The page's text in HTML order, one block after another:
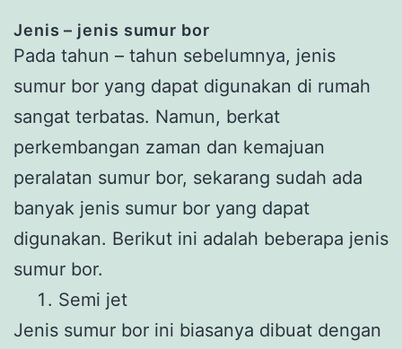
Jenis – jenis sumur bor
Pada tahun – tahun sebelumnya, jenis
sumur bor yang dapat digunakan di rumah
sangat terbatas. Namun, berkat
perkembangan zaman dan kemajuan
peralatan sumur bor, sekarang sudah ada
banyak jenis sumur bor yang dapat
digunakan. Berikut ini adalah beberapa jenis
sumur bor.
Semi jet
Jenis sumur bor ini biasanya dibuat dengan